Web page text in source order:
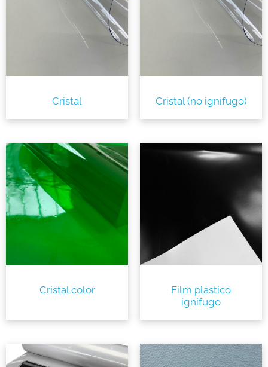
Cristal Cristal (no ignífugo)
Cristal color
Film plástico
ignífugo